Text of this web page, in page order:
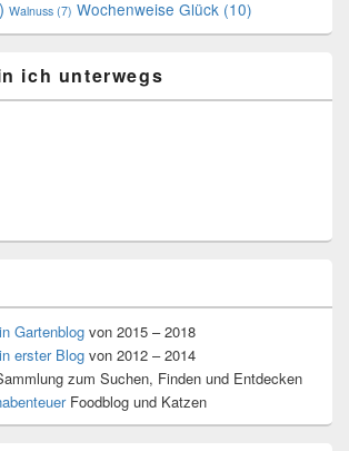
Walnuss (7) Wochenweise Glück (10)
ich unterwegs
Gartenblogvon 2015 – 2018
erster Blogvon 2012 – 2014
zum Suchen, Finden und Entdecken
Foodblog und Katzen